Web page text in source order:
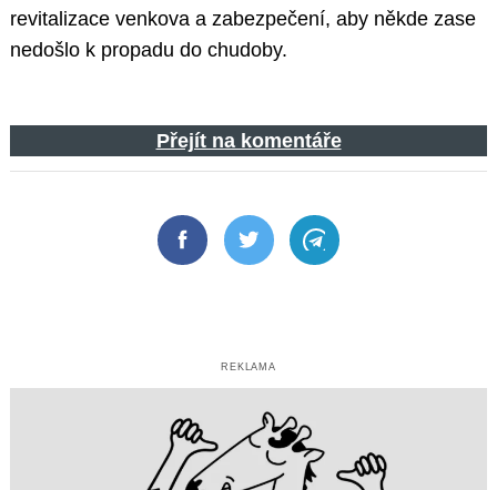
revitalizace venkova a zabezpečení, aby někde zase
nedošlo k propadu do chudoby.
Přejít na komentáře
FacebookTwitter Telegram
REKLAMA